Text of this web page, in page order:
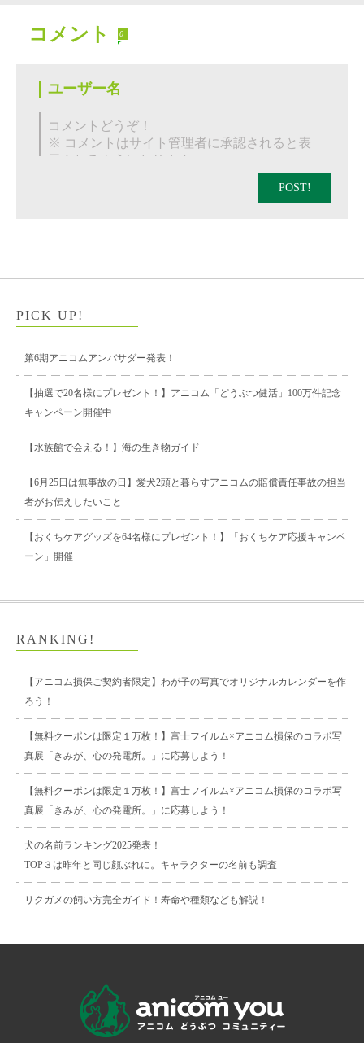
コメント 0
POST!
PICK UP!
第6期アニコムアンバサダー発表！
【抽選で20名様にプレゼント！】アニコム「どうぶつ健活」100万件記念
キャンペーン開催中
【水族館で会える！】海の生き物ガイド
【6月25日は無事故の日】愛犬2頭と暮らすアニコムの賠償責任事故の担当
者がお伝えしたいこと
【おくちケアグッズを64名様にプレゼント！】「おくちケア応援キャンペ
ーン」開催
RANKING!
【アニコム損保ご契約者限定】わが子の写真でオリジナルカレンダーを作
ろう！
【無料クーポンは限定１万枚！】富士フイルム×アニコム損保のコラボ写
真展「きみが、心の発電所。」に応募しよう！
【無料クーポンは限定１万枚！】富士フイルム×アニコム損保のコラボ写
真展「きみが、心の発電所。」に応募しよう！
犬の名前ランキング2025発表！
TOP３は昨年と同じ顔ぶれに。キャラクターの名前も調査
リクガメの飼い方完全ガイド！寿命や種類なども解説！